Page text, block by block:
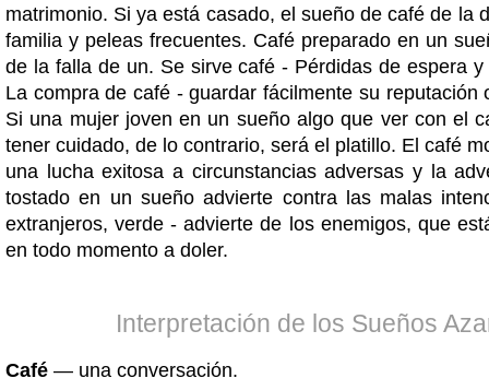
matrimonio. Si ya está casado, el sueño de café de la
familia y peleas frecuentes. Café preparado en un
de la falla de un. Se sirve café - Pérdidas de espera y
La compra de café - guardar fácilmente su reputación
Si una mujer joven en un sueño algo que ver con el
tener cuidado, de lo contrario, será el platillo. El café
una lucha exitosa a circunstancias adversas y la
tostado en un sueño advierte contra las malas
extranjeros, verde - advierte de los enemigos, que
en todo momento a doler.
Interpretación de los Sueños
Café — una conversación.